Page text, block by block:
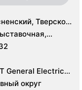
Тверской,
Баррикадная,
Парк
General Electric
E9, GE Voluson
округ